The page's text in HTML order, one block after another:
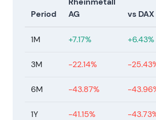
sprach von einem „Reality Check"
Langfristthese (strukturelle
Visibilität wurde skeptischer
einem Bewertungs- und Timing-
Charttechnisch: Korrektur und
Period
AG
vs DAX
1M +7.17% +6.43%
3M -22.14% -
6M -43.87% -
1Y -41.15% -